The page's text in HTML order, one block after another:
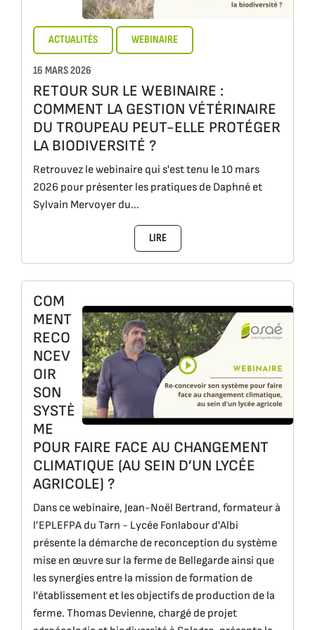
ACTUALITÉS WEBINAIRE
16 MARS 2026
RETOUR SUR LE WEBINAIRE :
COMMENT LA GESTION VÉTÉRINAIRE
DU TROUPEAU PEUT-ELLE PROTÉGER
LA BIODIVERSITÉ ?
Retrouvez le webinaire qui s'est tenu le 10 mars
2026 pour présenter les pratiques de Daphné et
Sylvain Mervoyer du...
LIRE
COM
MENT
RECO
NCEV
OIR
SON
SYSTÈ
ME
POUR FAIRE FACE AU CHANGEMENT
CLIMATIQUE (AU SEIN D’UN LYCÉE
AGRICOLE) ?
Dans ce webinaire, Jean-Noël Bertrand, formateur à
l’EPLEFPA du Tarn - Lycée Fonlabour d'Albi
présente la démarche de reconception du système
mise en œuvre sur la ferme de Bellegarde ainsi que
les synergies entre la mission de formation de
l'établissement et les objectifs de production de la
ferme. Thomas Devienne, chargé de projet